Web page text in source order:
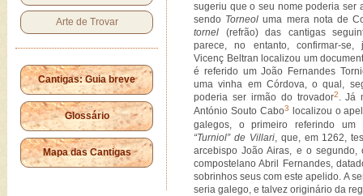
Arte de Trovar
Cantigas: Guia breve
Glossário
Mapa das Cantigas
sugeriu que o seu nome poderia ser
sendo Torneol uma mera nota de
tornel (refrão) das cantigas
parece, no entanto, confirmar-se,
Vicenç Beltran localizou um
é referido um João Fernandes
uma vinha em Córdova, o qual,
poderia ser irmão do trovador2. Já
António Souto Cabo3
localizou o
galegos, o primeiro referindo um
“Turniol” de Villari, que, em 1262,
arcebispo João Airas, e o segundo,
compostelano Abril Fernandes,
sobrinhos seus com este apelido. A
seria galego, e talvez originário da